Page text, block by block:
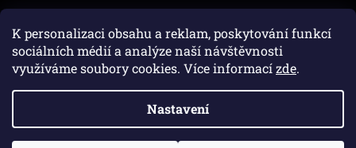
K personalizaci obsahu a reklam, poskytování funkcí
sociálních médií a analýze naší návštěvnosti
využíváme soubory cookies. Více informacízde.
Nastavení
Vytvořil Shoptet
Copyright 2026Autofam.cz. Všechna práva vyhrazena.